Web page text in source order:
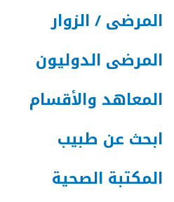
المرضى / الزوار
المرضى الدوليون
المعاهد والأقسام
ابحث عن طبيب
المكتبة الصحية